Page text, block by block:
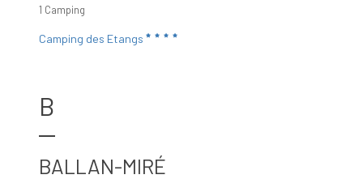
1 Camping
Camping des Etangs
B
BALLAN-MIRÉ